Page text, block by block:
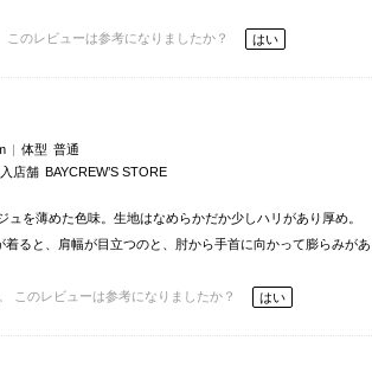
このレビューは参考になりましたか？ はい
体型 普通
店舗 BAYCREW’S STORE
を薄めた色味。生地はなめらかだか少しハリがあり厚め。
ると、肩幅が目立つのと、肘から手首に向かって膨らみが
このレビューは参考になりましたか？ はい